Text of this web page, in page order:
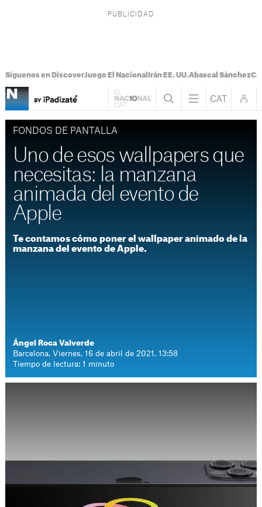
Síguenos en DiscoverJuego El Nacional Irán EE. UU.Abascal Sánchez
FONDOS DE PANTALLA
Uno de esos wallpapers que
necesitas: la manzana
animada del evento de
Apple
Te contamos cómo poner el wallpaper animado de la
manzana del evento de Apple.
Ángel Roca Valverde
Barcelona. Viernes, 16 de abril de 2021. 13:58
Tiempo de lectura: 1 minuto